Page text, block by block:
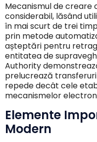
Mecanismul de creare
considerabil, lăsând
în mai scurt de trei
prin metode
așteptări pentru
entitatea de
Authority
prelucrează
repede decât cele
mecanismelor
Elemente
Modern